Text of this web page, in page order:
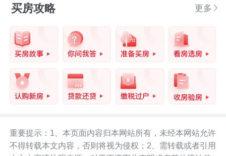
买房攻略 更多
重要提示：1、本页面内容归本网站所有，未经本网站允许
不得转载本文内容，否则将视为侵权；2、需转载或者引用